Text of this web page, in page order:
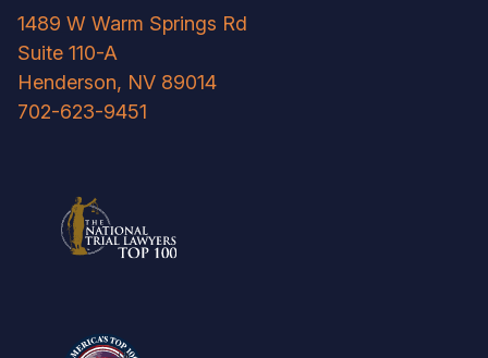
1489 W Warm Springs Rd
Suite 110-A
Henderson, NV 89014
702-623-9451